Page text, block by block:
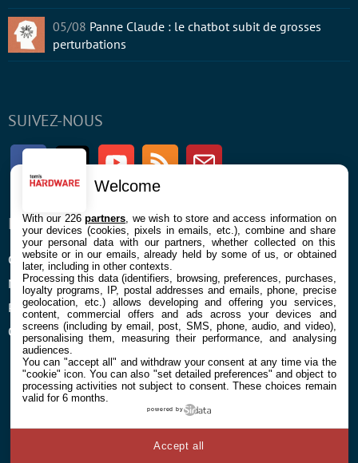
SUIVEZ-NOUS
FacebookTwitter Youtube RSS Newsletter
ENTREPRISE
Confidentialité et Cookies
Mentions légales et CGU
Préférences Cookies
Qui sommes nous
À PROPOS
Contact
05/08 Panne Claude : le chatbot subit de grosses
perturbations
Welcome
With our 226partners , we wish to store and access information on
your devices (cookies, pixels in emails, etc.), combine and share
your personal data with our partners, whether collected on this
website or in our emails, already held by some of us, or obtained
later, including in other contexts.
Processing this data (identifiers, browsing, preferences, purchases,
loyalty programs, IP, postal addresses and emails, phone, precise
geolocation, etc.) allows developing and offering you services,
content, commercial offers and ads across your devices and
screens (including by email, post, SMS, phone, audio, and video),
personalising them, measuring their performance, and analysing
audiences.
You can "accept all" and withdraw your consent at any time via the
"cookie" icon. You can also "set detailed preferences" and object to
processing activities not subject to consent. These choices remain
valid for 6 months.
powered by
Accept all